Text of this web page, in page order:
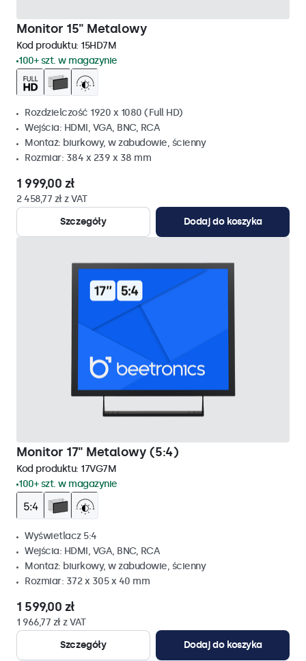
Monitor 15" Metalowy
Kod produktu: 15HD7M
100+ szt. w magazynie
Rozdzielczość 1920 x 1080 (Full HD)
Wejścia: HDMI, VGA, BNC, RCA
Montaż: biurkowy, w zabudowie, ścienny
Rozmiar: 384 x 239 x 38 mm
1 999,00 zł
2 458,77 zł z VAT
Szczegóły
Dodaj do koszyka
Monitor 17" Metalowy (5:4)
Kod produktu: 17VG7M
100+ szt. w magazynie
Wyświetlacz 5:4
Wejścia: HDMI, VGA, BNC, RCA
Montaż: biurkowy, w zabudowie, ścienny
Rozmiar: 372 x 305 x 40 mm
1 599,00 zł
1 966,77 zł z VAT
Szczegóły
Dodaj do koszyka